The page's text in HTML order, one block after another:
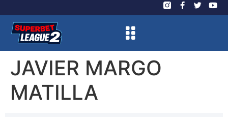
JAVIER MARGO
MATILLA